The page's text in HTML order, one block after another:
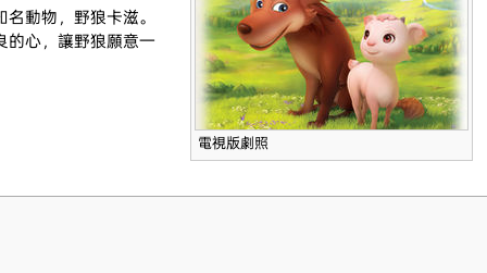
電視版劇照
動物，野狼卡滋。
的心，讓野狼願意一